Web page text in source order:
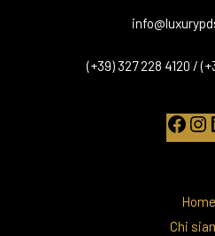
(+39) 327 228 4120 /
Home
Chi